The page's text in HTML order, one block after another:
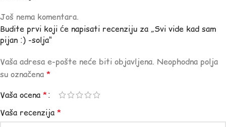
Još nema komentara.
Budite prvi koji će napisati recenziju za „Svi vide kad sam
pijan :) -solja“
Vaša adresa e-pošte neće biti objavljena. Neophodna polja
su označena *
Vaša ocena *
Vaša recenzija *